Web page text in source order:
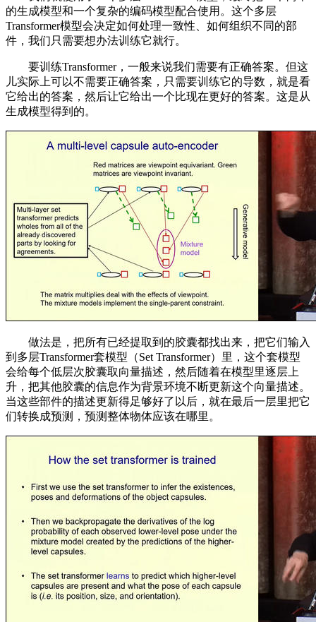
的生成模型和一个复杂的编码模型配合使用。这个多层
Transformer模型会决定如何处理一致性、如何组织不同的部
件，我们只需要想办法训练它就行。
要训练Transformer，一般来说我们需要有正确答案。但这
儿实际上可以不需要正确答案，只需要训练它的导数，就是看
它给出的答案，然后让它给出一个比现在更好的答案。这是从
生成模型得到的。
做法是，把所有已经提取到的胶囊都找出来，把它们输入
到多层Transformer套模型（Set Transformer）里，这个套模型
会给每个低层次胶囊取向量描述，然后随着在模型里逐层上
升，把其他胶囊的信息作为背景环境不断更新这个向量描述。
当这些部件的描述更新得足够好了以后，就在最后一层里把它
们转换成预测，预测整体物体应该在哪里。